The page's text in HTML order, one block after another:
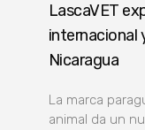
LascaVET
internacional
Nicaragua
La marca
animal da un